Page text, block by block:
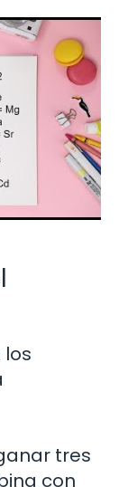
los
tres
con